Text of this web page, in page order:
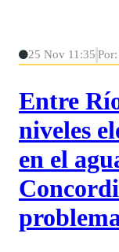
25 Nov 11:35
Entre
niveles
en el